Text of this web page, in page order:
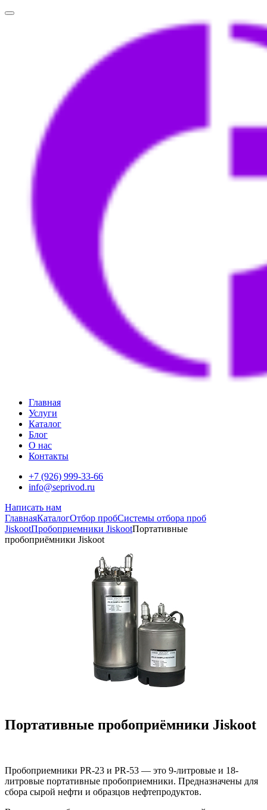
Главная
Услуги
Каталог
Блог
О нас
Контакты
+7 (926) 999-33-66
info@seprivod.ru
Написать нам
ГлавнаяКаталогОтбор пробСистемы отбора проб
JiskootПробоприемники JiskootПортативные
пробоприёмники Jiskoot
Портативные пробоприёмники Jiskoot
Пробоприемники PR-23 и PR-53 — это 9-литровые и 18-
литровые портативные пробоприемники. Предназначены для
сбора сырой нефти и образцов нефтепродуктов.